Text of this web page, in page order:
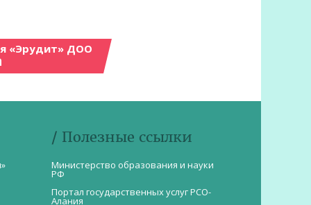
«Эрудит» ДОО
/ Полезные ссылки
Министерство образования и науки
РФ
Портал государственных услуг РСО-
Алания